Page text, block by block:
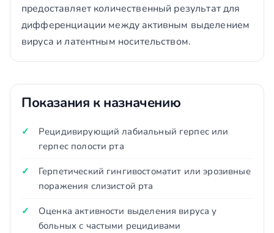
предоставляет количественный результат для
дифференциации между активным выделением
вируса и латентным носительством.
Показания к назначению
Рецидивирующий лабиальный герпес или
герпес полости рта
Герпетический гингивостоматит или эрозивные
поражения слизистой рта
Оценка активности выделения вируса у
больных с частыми рецидивами